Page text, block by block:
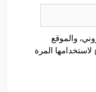
والموقع
المرة